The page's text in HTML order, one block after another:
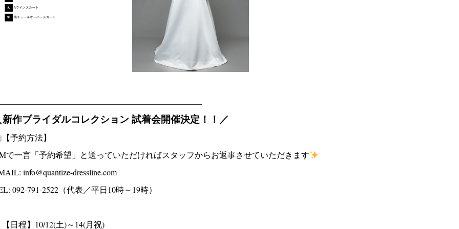
新作ブライダルコレクション 試着会開催決定！！／
【予約方法】
で一言「予約希望」と送っていただければスタッフからお返事させていただきます
info@quantize-dressline.com
092-791-2522（代表／平日10時～19時）
【日程】10/12(土)～14(月祝)